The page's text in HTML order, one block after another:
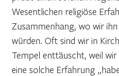
Wesentlichen religiöse
Zusammenhang, wo wir
würden. Oft sind wir in
Tempel enttäuscht, weil
eine solche Erfahrung